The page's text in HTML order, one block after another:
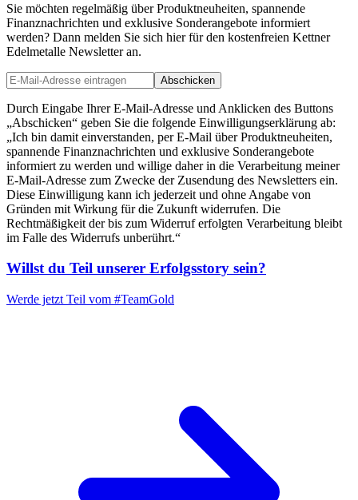
Sie möchten regelmäßig über Produktneuheiten, spannende
Finanznachrichten und exklusive Sonderangebote informiert
werden? Dann melden Sie sich hier für den kostenfreien Kettner
Edelmetalle Newsletter an.
Abschicken
Durch Eingabe Ihrer E-Mail-Adresse und Anklicken des Buttons
„Abschicken“ geben Sie die folgende Einwilligungserklärung ab:
„Ich bin damit einverstanden, per E-Mail über Produktneuheiten,
spannende Finanznachrichten und exklusive Sonderangebote
informiert zu werden und willige daher in die Verarbeitung meiner
E-Mail-Adresse zum Zwecke der Zusendung des Newsletters ein.
Diese Einwilligung kann ich jederzeit und ohne Angabe von
Gründen mit Wirkung für die Zukunft widerrufen. Die
Rechtmäßigkeit der bis zum Widerruf erfolgten Verarbeitung bleibt
im Falle des Widerrufs unberührt.“
Willst du Teil unserer Erfolgsstory sein?
Werde jetzt Teil vom #TeamGold